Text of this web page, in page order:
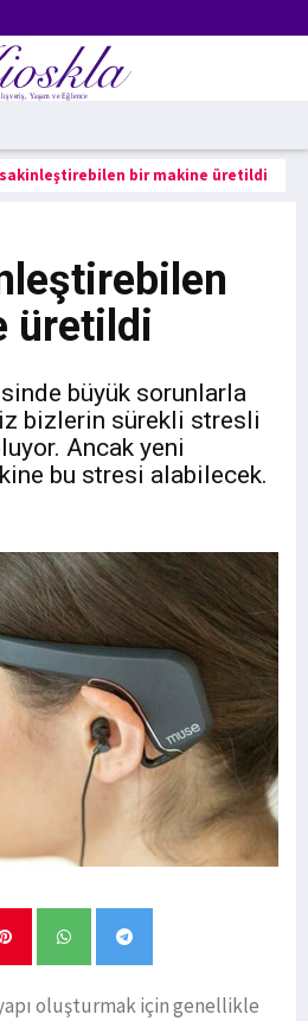
bir makine üretildi
üretildi
büyük sorunlarla
bizlerin sürekli stresli
Ancak yeni
bu stresi alabilecek.
oluşturmak için genellikle